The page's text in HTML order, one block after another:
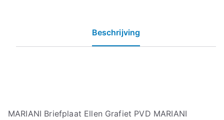
Beschrijving
MARIANI Briefplaat Ellen Grafiet PVD MARIANI